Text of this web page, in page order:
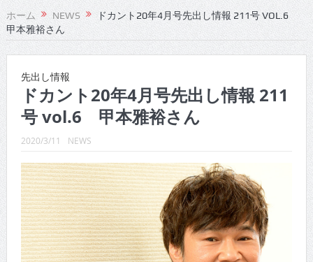
CINEMA×STYLE 292号
CINEMA×STYLE 291号
CINEMA×STYLE 289号
CINEMA×STYLE 288号
CINEMA×STYLE 287号
CINEMA×STYLE 286号
CINEMA×STYLE 285号
CINEMA×STYLE 294号
ホーム NEWS
ドカント20年4月号先出し情報 211号 VOL.6
甲本雅裕さん
先出し情報
ドカント20年4月号先出し情報 211
号 vol.6 甲本雅裕さん
2020/3/11 NEWS